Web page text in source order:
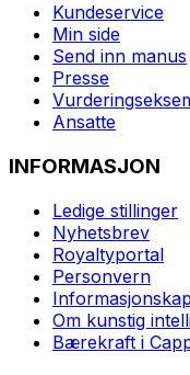
Kundeservice
Min side
Send inn manus
Presse
Ansatte
INFORMASJON
Ledige stillinger
Nyhetsbrev
Royaltyportal
Personvern
Om kunstig
Bærekraft i